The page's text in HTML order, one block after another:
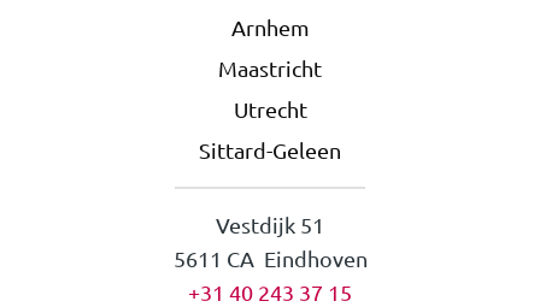
Arnhem
Maastricht
Utrecht
Sittard-Geleen
Vestdijk 51
5611 CA Eindhoven
+31 40 243 37 15